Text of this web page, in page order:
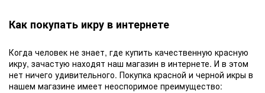
Как покупать икру в интернете
Когда человек не знает, где купить качественную красную
икру, зачастую находят наш магазин в интернете. И в этом
нет ничего удивительного. Покупка красной и черной икры в
нашем магазине имеет неоспоримое преимущество: